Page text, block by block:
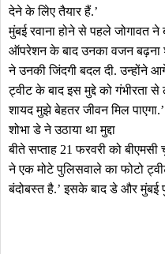
देने के लिेए तैयार हैं.’
मुंबई रवाना होने से पहले जोगावत
ऑपरेशन के बाद उनका वजन बढ़ना
ने उनकी जिंदगी बदल दी. उन्होंने
ट्वीट के बाद इस मुद्दे को गंभीरता
शायद मुझे बेहतर जीवन मिल पाएगा.’
शोभा डे ने उठाया था मुद्दा
बीते सप्ताह 21 फरवरी को
ने एक मोटे पुलिसवाले का फोटो
बंदोबस्त है.’ इसके बाद डे और मुंबई